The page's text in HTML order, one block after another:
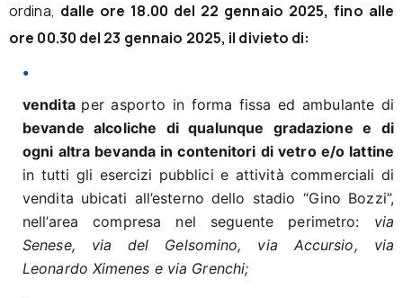
ordina, dalle ore 18.00 del 22 gennaio 2025, fino alle
ore 00.30 del 23 gennaio 2025, il divieto di:
vendita per asporto in forma fissa ed ambulante di
bevande alcoliche di qualunque gradazione e di
ogni altra bevanda in contenitori di vetro e/o lattine
in tutti gli esercizi pubblici e attività commerciali di
vendita ubicati all’esterno dello stadio “Gino Bozzi”,
nell’area compresa nel seguente perimetro: via
Senese, via del Gelsomino, via Accursio, via
Leonardo Ximenes e via Grenchi;